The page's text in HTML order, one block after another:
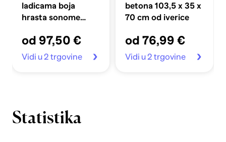
ladicama boja
hrasta sonome
drveni
od 97,50 €
Vidi u 2 trgovine
betona 103,5 x 35 x
70 cm od iverice
od 76,99 €
Vidi u 2 trgovine
Statistika